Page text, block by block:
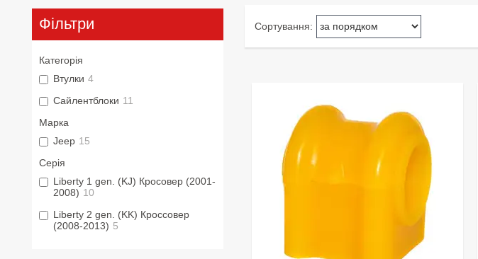
Фільтри
Категорія
Втулки 4
Сайлентблоки 11
Марка
Jeep 15
Серія
Liberty 1 gen. (KJ) Кросовер (2001-
2008) 10
Liberty 2 gen. (KK) Кроссовер
(2008-2013) 5